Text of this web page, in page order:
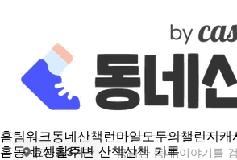
홈팀워크동네산책 런마일모두의챌린지캐
홈동네 생활주변 산책산책 기록
효자동3가